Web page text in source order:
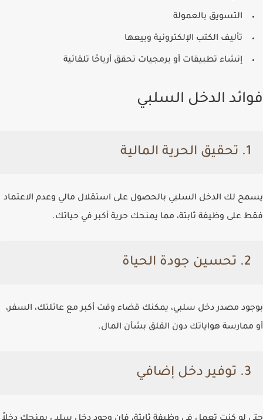
التسويق بالعمولة
تأليف الكتب الإلكترونية وبيعها
إنشاء تطبيقات أو برمجيات تحقق أرباحًا تلقائية
فوائد الدخل السلبي
1. تحقيق الحرية المالية
يسمح لك الدخل السلبي بالحصول على استقلال مالي وعدم الاعتماد
فقط على وظيفة ثابتة، مما يمنحك حرية أكبر في حياتك.
2. تحسين جودة الحياة
بوجود مصدر دخل سلبي، يمكنك قضاء وقت أكبر مع عائلتك، السفر،
أو ممارسة هواياتك دون القلق بشأن المال.
3. توفير دخل إضافي